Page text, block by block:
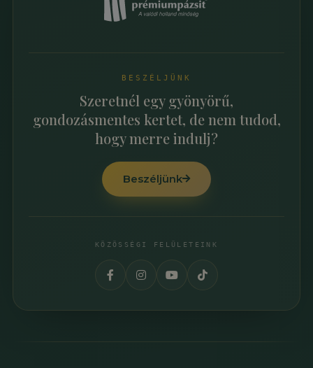
BESZÉLJÜNK
Szeretnél egy gyönyörű,
gondozásmentes kertet, de nem tudod,
hogy merre indulj?
Beszéljünk
KÖZÖSSÉGI FELÜLETEINK